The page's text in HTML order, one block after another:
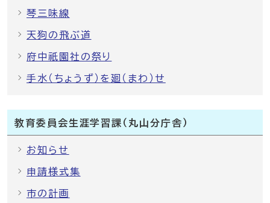
琴三味線
天狗の飛ぶ道
府中祇園社の祭り
手水（ちょうず）を廻（まわ）せ
教育委員会生涯学習課（丸山分庁舎）
お知らせ
申請様式集
市の計画